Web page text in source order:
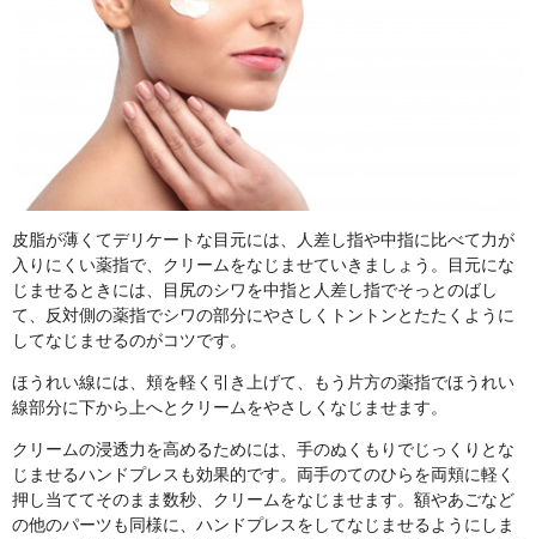
皮脂が薄くてデリケートな目元には、人差し指や中指に比べて力が
入りにくい薬指で、クリームをなじませていきましょう。目元にな
じませるときには、目尻のシワを中指と人差し指でそっとのばし
て、反対側の薬指でシワの部分にやさしくトントンとたたくように
してなじませるのがコツです。
ほうれい線には、頬を軽く引き上げて、もう片方の薬指でほうれい
線部分に下から上へとクリームをやさしくなじませます。
クリームの浸透力を高めるためには、手のぬくもりでじっくりとな
じませるハンドプレスも効果的です。両手のてのひらを両頬に軽く
押し当ててそのまま数秒、クリームをなじませます。額やあごなど
の他のパーツも同様に、ハンドプレスをしてなじませるようにしま